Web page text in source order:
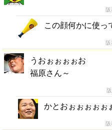
阪
この顔何かに使っ
阪
うおぉぉぉぉお
福原さん～
阪
かとおぉぉぉぉぉ
阪